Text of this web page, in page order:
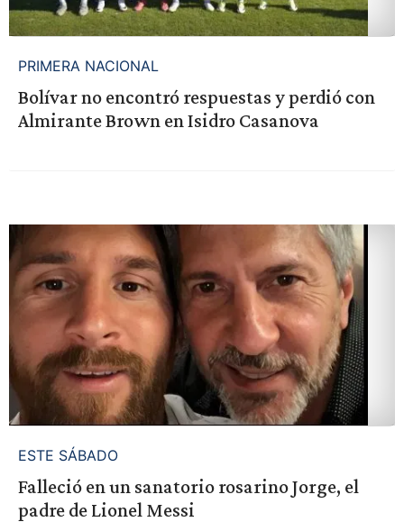
PRIMERA NACIONAL
Bolívar no encontró respuestas y perdió con
Almirante Brown en Isidro Casanova
ESTE SÁBADO
Falleció en un sanatorio rosarino Jorge, el
padre de Lionel Messi